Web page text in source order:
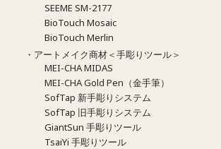
SEEME SM-2177
BioTouch Mosaic
BioTouch Merlin
・アートメイク商材＜手彫りツール＞
MEI-CHA MIDAS
MEI-CHA Gold Pen（金手筆）
SofTap 新手彫りシステム
SofTap 旧手彫りシステム
GiantSun 手彫りツール
TsaiYi 手彫りツール